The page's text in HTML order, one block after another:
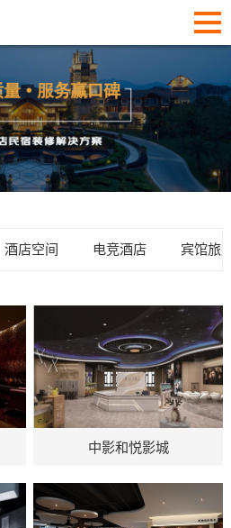
酒店空间 电竞酒店 宾馆旅
地址：四川成都中影和悦
影城
中影和悦影城